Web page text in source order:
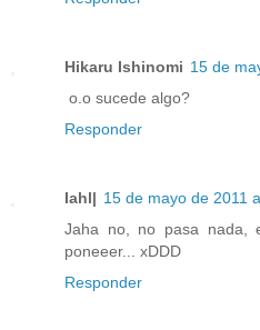
Hikaru Ishinomi 15 de
o.o sucede algo?
Responder
Iahl| 15 de mayo de 2011
Jaha no, no pasa nada,
poneeer... xDDD
Responder